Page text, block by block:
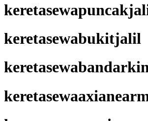
keretasewabukitjalil